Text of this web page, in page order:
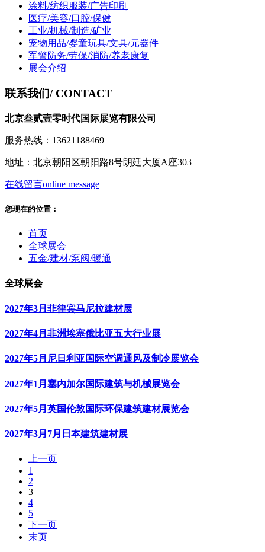
涂料/纺织服装/广告印刷
医疗/美容/口腔/保健
工业/机械/制造/矿业
宠物用品/婴童玩具/文具/元器件
军警防务/劳保/消防/养老康复
展会介绍
联系我们/ CONTACT
北京叁贰壹零时代国际展览有限公司
服务热线：13621188469
地址：北京朝阳区朝阳路8号朗廷大厦A座303
在线留言online message
您现在的位置：
首页
全球展会
五金/建材/泵阀/暖通
全球展会
2027年3月菲律宾马尼拉建材展
2027年4月非洲埃塞俄比亚五大行业展
2027年5月尼日利亚国际空调通风及制冷展览会
2027年1月塞内加尔国际建筑与机械展览会
2027年5月英国伦敦国际环保建筑建材展览会
2027年3月7月日本建筑建材展
上一页
1
2
3
4
5
下一页
末页